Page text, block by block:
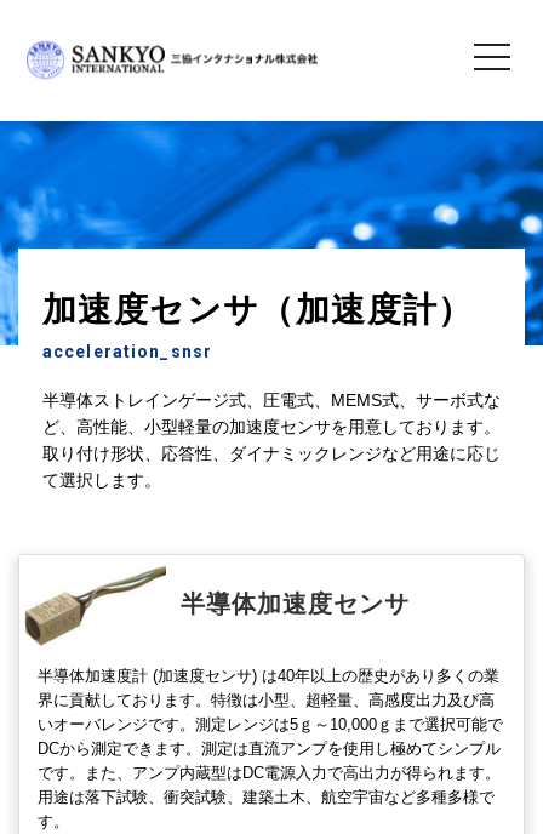
toggle
加速度センサ（加速度計）
acceleration_snsr
半導体ストレインゲージ式、圧電式、MEMS式、サーボ式な
ど、高性能、小型軽量の加速度センサを用意しております。
取り付け形状、応答性、ダイナミックレンジなど用途に応じ
て選択します。
半導体加速度センサ
半導体加速度計 (加速度センサ) は40年以上の歴史があり多くの業
界に貢献しております。特徴は小型、超軽量、高感度出力及び高
いオーバレンジです。測定レンジは5ｇ～10,000ｇまで選択可能で
DCから測定できます。測定は直流アンプを使用し極めてシンプル
です。また、アンプ内蔵型はDC電源入力で高出力が得られます。
用途は落下試験、衝突試験、建築土木、航空宇宙など多種多様で
す。